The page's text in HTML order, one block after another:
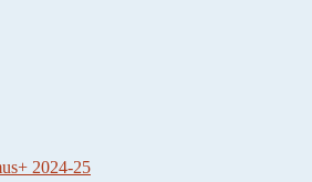
2024-25